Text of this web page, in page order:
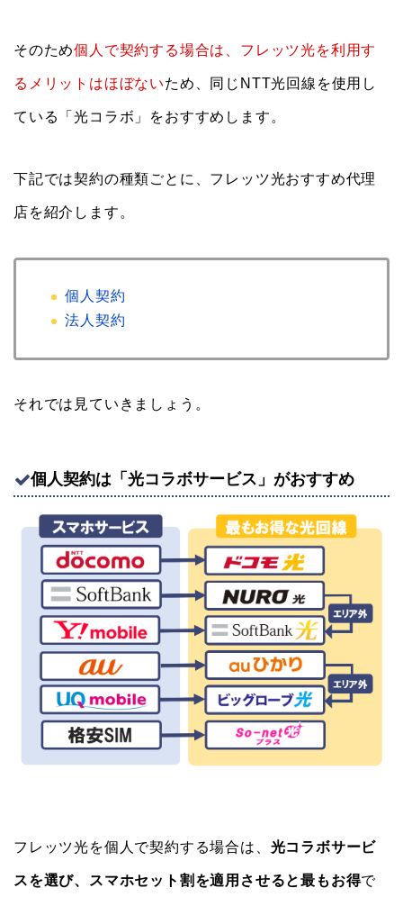
そのため個人で契約する場合は、フレッツ光を利用す
るメリットはほぼないため、同じNTT光回線を使用し
ている「光コラボ」をおすすめします。
下記では契約の種類ごとに、フレッツ光おすすめ代理
店を紹介します。
個人契約
法人契約
それでは見ていきましょう。
個人契約は「光コラボサービス」がおすすめ
フレッツ光を個人で契約する場合は、 光コラボサービ
スを選び、スマホセット割を適用させると最もお得で